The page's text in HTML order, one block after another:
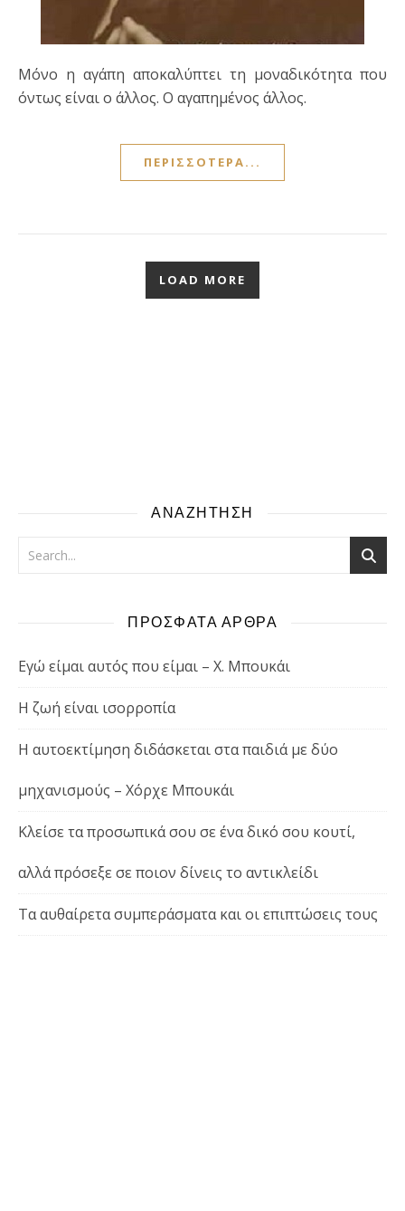
Μόνο η αγάπη αποκαλύπτει τη μοναδικότητα που
όντως είναι ο άλλος. Ο αγαπημένος άλλος.
ΠΕΡΙΣΣΌΤΕΡΑ...
LOAD MORE
ΑΝΑΖΗΤΗΣΗ
ΠΡΟΣΦΑΤΑ ΑΡΘΡΑ
Εγώ είμαι αυτός που είμαι – Χ. Μπουκάι
Η ζωή είναι ισορροπία
Η αυτοεκτίμηση διδάσκεται στα παιδιά με δύο
μηχανισμούς – Χόρχε Μπουκάι
Κλείσε τα προσωπικά σου σε ένα δικό σου κουτί,
αλλά πρόσεξε σε ποιον δίνεις το αντικλείδι
Τα αυθαίρετα συμπεράσματα και οι επιπτώσεις τους